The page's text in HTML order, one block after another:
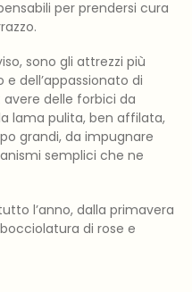
per prendersi cura
sono gli attrezzi più
dell’appassionato di
delle forbici da
lama pulita, ben affilata,
grandi, da impugnare
semplici che ne
l’anno, dalla primavera
di rose e